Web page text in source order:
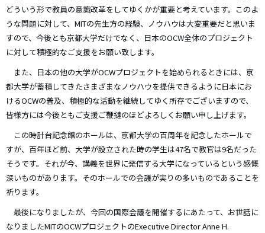
どういう形で教員の意識改革をしてゆくかが重要と考えています。このよ
うな問題に対して、MITの先生方の経験、ノウハウは大変重要だと思いま
すので、今後とも京都大学だけでなく、日本のOCW全体のプロジェクト
に対して積極的なご支援をお願い致します。
また、日本の他の大学がOCWプロジェクトを始められるときには、京
都大学が蓄積してきたさまざまなノウハウを提供できるように日本にお
けるOCWの普及、積極的な活動を継続してゆく所存でございますので、
皆様方には今後ともご支援ご鞭撻のほどよろしくお願い申し上げます。
この時計台記念館のホールは、京都大学の百周年を記念したホールで
すが、百年ほど前、大学が設立された時の学生は47名で教官は9名だった
そうです。それが今、講義を世界に発信する大学になっているという感慨
深いものがあります。そのホールでの会議が実りの多いものであることを
祈ります。
最後になりましたが、今回の国際会議を開催するにあたって、お世話に
なりましたMITのOCWプロジェクトのExecutive Director Anne H.